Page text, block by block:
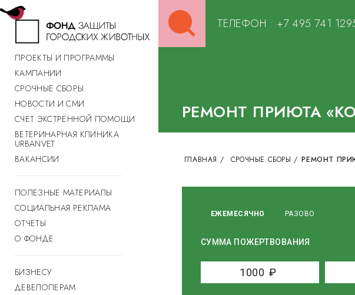
ПРОЕКТЫ И ПРОГРАММЫ
КАМПАНИИ
СРОЧНЫЕ СБОРЫ
НОВОСТИ И СМИ
СЧЕТ ЭКСТРЕННОЙ ПОМОЩИ
ВЕТЕРИНАРНАЯ КЛИНИКА
URBANVET
ВАКАНСИИ
ПОЛЕЗНЫЕ МАТЕРИАЛЫ
СОЦИАЛЬНАЯ РЕКЛАМА
ОТЧЕТЫ
О ФОНДЕ
БИЗНЕСУ
ДЕВЕЛОПЕРАМ
for:
ТЕЛЕФОН : +7 495 741
РЕМОНТ ПРИЮТА
ГЛАВНАЯ / СРОЧНЫЕ СБОРЫ / РЕМОНТ
ЕЖЕМЕСЯЧНО РАЗОВО
СУММА ПОЖЕРТВОВАНИЯ
1000 ₽